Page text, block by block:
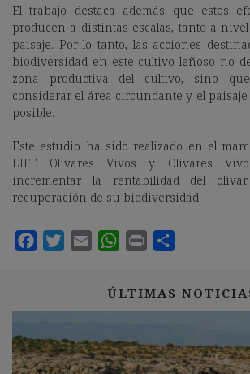
El trabajo destaca además que estos
producen a distintas escalas, tanto a
paisaje. Por lo tanto, las acciones
biodiversidad en este cultivo leñoso no
zona productiva del cultivo, sino
considerar el área circundante y el
posible.
Este estudio ha sido realizado en el
LIFE Olivares Vivos y Olivares
incrementar la rentabilidad del
recuperación de su biodiversidad.
ÚLTIMAS